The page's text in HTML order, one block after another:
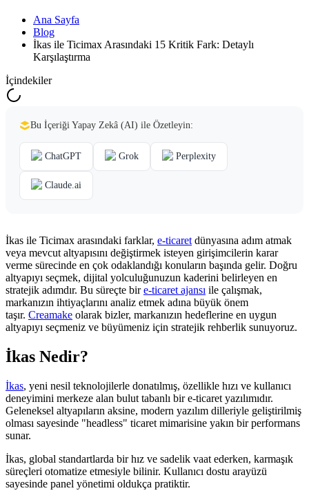
Ana Sayfa
Blog
İkas ile Ticimax Arasındaki 15 Kritik Fark: Detaylı
Karşılaştırma
İçindekiler
Bu İçeriği Yapay Zekâ (AI) ile Özetleyin:
ChatGPT Grok Perplexity
Claude.ai
İkas ile Ticimax arasındaki farklar, e-ticaret dünyasına adım atmak
veya mevcut altyapısını değiştirmek isteyen girişimcilerin karar
verme sürecinde en çok odaklandığı konuların başında gelir. Doğru
altyapıyı seçmek, dijital yolculuğunuzun kaderini belirleyen en
stratejik adımdır. Bu süreçte bire-ticaret ajansı ile çalışmak,
markanızın ihtiyaçlarını analiz etmek adına büyük önem
taşır. Creamake olarak bizler, markanızın hedeflerine en uygun
altyapıyı seçmeniz ve büyümeniz için stratejik rehberlik sunuyoruz.
İkas Nedir?
İkas, yeni nesil teknolojilerle donatılmış, özellikle hızı ve kullanıcı
deneyimini merkeze alan bulut tabanlı bir e-ticaret yazılımıdır.
Geleneksel altyapıların aksine, modern yazılım dilleriyle geliştirilmiş
olması sayesinde "headless" ticaret mimarisine yakın bir performans
sunar.
İkas, global standartlarda bir hız ve sadelik vaat ederken, karmaşık
süreçleri otomatize etmesiyle bilinir. Kullanıcı dostu arayüzü
sayesinde panel yönetimi oldukça pratiktir.